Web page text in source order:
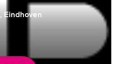
Eindhoven